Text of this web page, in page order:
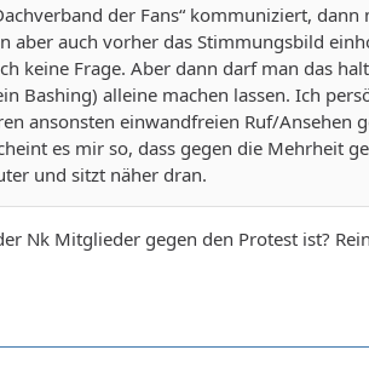
der Fans“ kommuniziert,
auch vorher das Stimmungsbild
keine Frage. Aber dann darf man das
Bashing) alleine machen lassen. Ich
ansonsten einwandfreien Ruf/Ansehen
es mir so, dass gegen die Mehrheit
und sitzt näher dran.
Nk Mitglieder gegen den Protest ist?